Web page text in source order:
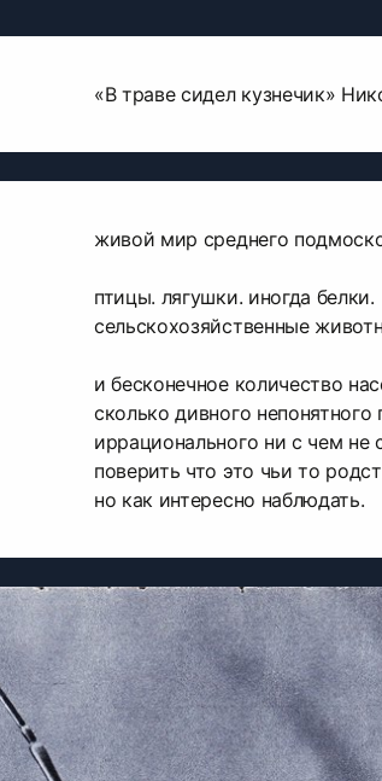
«В траве сидел кузнечик»
живой мир среднего
птицы. лягушки. иногда белки.
сельскохозяйственные
и бесконечное количество
сколько дивного непонятного
иррационального ни с чем не
поверить что это чьи то
но как интересно наблюдать.